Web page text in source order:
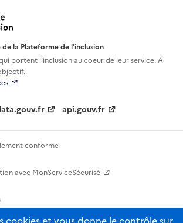
la Plateforme de l’inclusion
portent l'inclusion aucoeur de leur service. A
api.gouv.fr
conforme
avec MonServiceSécurisé